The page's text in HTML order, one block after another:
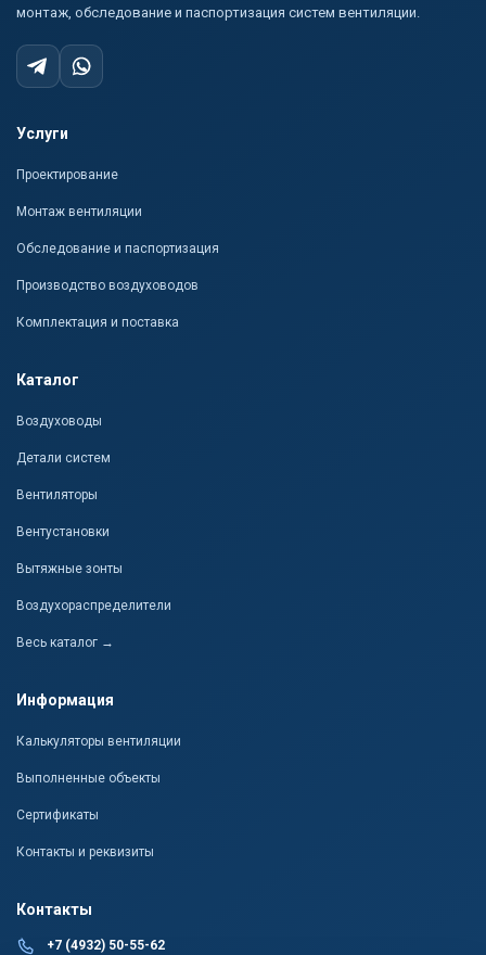
монтаж, обследование и паспортизация систем вентиляции.
Услуги
Проектирование
Монтаж вентиляции
Обследование и паспортизация
Производство воздуховодов
Комплектация и поставка
Каталог
Воздуховоды
Детали систем
Вентиляторы
Вентустановки
Вытяжные зонты
Воздухораспределители
Весь каталог →
Информация
Калькуляторы вентиляции
Выполненные объекты
Сертификаты
Контакты и реквизиты
Контакты
+7 (4932) 50-55-62